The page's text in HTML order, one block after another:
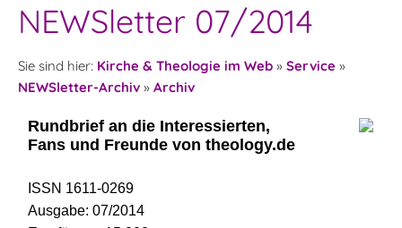
NEWSletter 07/2014
Sie sind hier: Kirche & Theologie im Web » Service »
NEWSletter-Archiv » Archiv
Rundbrief an die Interessierten,
Fans und Freunde von theology.de
ISSN 1611-0269
Ausgabe: 07/2014